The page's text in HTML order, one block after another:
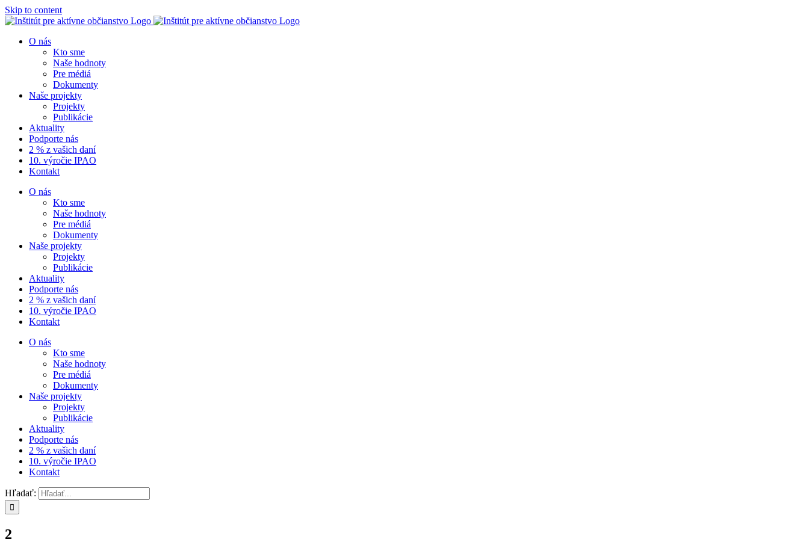
Skip to content
O nás
Kto sme
Naše hodnoty
Pre médiá
Dokumenty
Naše projekty
Projekty
Publikácie
Aktuality
Podporte nás
2 % z vašich daní
10. výročie IPAO
Kontakt
O nás
Kto sme
Naše hodnoty
Pre médiá
Dokumenty
Naše projekty
Projekty
Publikácie
Aktuality
Podporte nás
2 % z vašich daní
10. výročie IPAO
Kontakt
O nás
Kto sme
Naše hodnoty
Pre médiá
Dokumenty
Naše projekty
Projekty
Publikácie
Aktuality
Podporte nás
2 % z vašich daní
10. výročie IPAO
Kontakt
Hľadať:
2